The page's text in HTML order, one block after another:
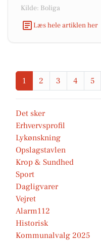
Kilde: Boliga
Læs hele artiklen her
1 2 3 4 5
Det sker
Erhvervsprofil
Lykønskning
Opslagstavlen
Krop & Sundhed
Sport
Dagligvarer
Vejret
Alarm112
Historisk
Kommunalvalg 2025